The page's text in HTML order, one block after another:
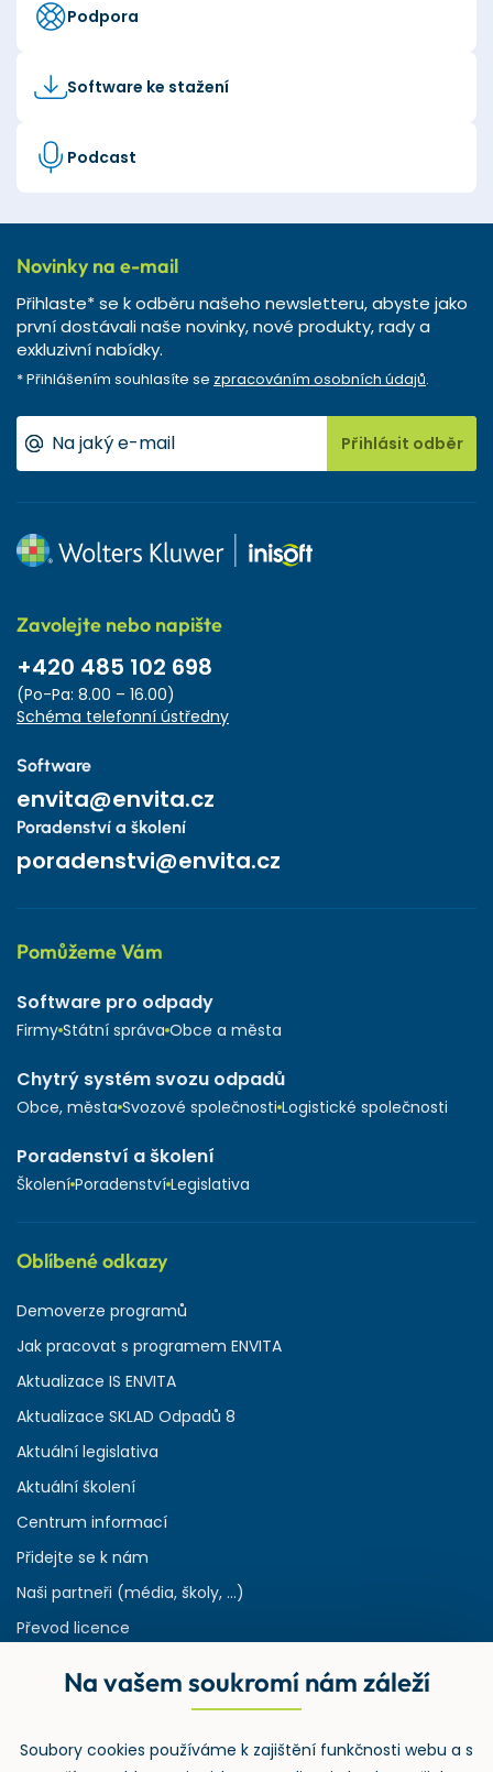
Podpora
Software ke stažení
Podcast
Novinky na e-mail
Přihlaste* se k odběru našeho newsletteru, abyste jako
první dostávali naše novinky, nové produkty, rady a
exkluzivní nabídky.
* Přihlášením souhlasíte se zpracováním osobních údajů.
Přihlásit odběr
Zavolejte nebo napište
+420 485 102 698
(Po-Pa: 8.00 – 16.00)
Schéma telefonní ústředny
Software
envita@envita.cz
Poradenství a školení
poradenstvi@envita.cz
Pomůžeme Vám
Software pro odpady
Firmy Státní správa Obce a města
Chytrý systém svozu odpadů
Obce, města Svozové společnosti Logistické společnosti
Poradenství a školení
Školení Poradenství Legislativa
Oblíbené odkazy
Demoverze programů
Jak pracovat s programem ENVITA
Aktualizace IS ENVITA
Aktualizace SKLAD Odpadů 8
Aktuální legislativa
Aktuální školení
Centrum informací
Přidejte se k nám
Naši partneři (média, školy, ...)
Převod licence
Rejstřík používaných zkratek v odpadech
Na vašem soukromí nám záleží
Soubory cookies používáme k zajištění funkčnosti webu a s